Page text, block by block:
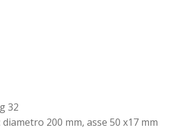
timonati
32
200 mm, asse 50 x17 mm